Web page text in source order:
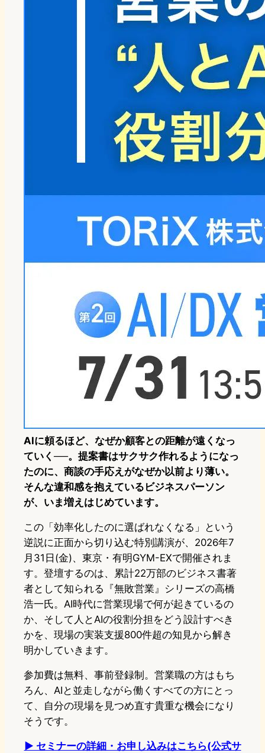
AIに頼るほど、なぜか顧客との距離が遠くなっ
ていく──。提案書はサクサク作れるようになっ
たのに、商談の手応えがなぜか以前より薄い。
そんな違和感を抱えているビジネスパーソン
が、いま増えはじめています。
この「効率化したのに選ばれなくなる」という
逆説に正面から切り込む特別講演が、2026年7
月31日(金)、東京・有明GYM-EXで開催されま
す。登壇するのは、累計22万部のビジネス書著
者として知られる『無敗営業』シリーズの高橋
浩一氏。AI時代に営業現場で何が起きているの
か、そして人とAIの役割分担をどう設計すべき
かを、現場の実装支援800件超の知見から解き
明かしていきます。
参加費は無料、事前登録制。営業職の方はもち
ろん、AIと並走しながら働くすべての方にとっ
て、自分の現場を見つめ直す貴重な機会になり
そうです。
▶ セミナーの詳細・お申し込みはこちら(公式サ